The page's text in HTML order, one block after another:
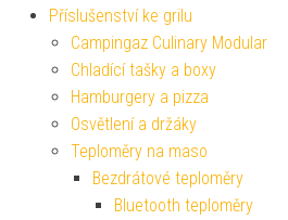
Příslušenství ke grilu
Campingaz Culinary Modular
Chladící tašky a boxy
Hamburgery a pizza
Osvětlení a držáky
Teploměry na maso
Bezdrátové teploměry
Bluetooth teploměry